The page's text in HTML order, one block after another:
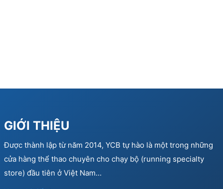
GIỚI THIỆU
Được thành lập từ năm 2014, YCB tự hào là một trong những
cửa hàng thể thao chuyên cho chạy bộ (running specialty
store) đầu tiên ở Việt Nam…